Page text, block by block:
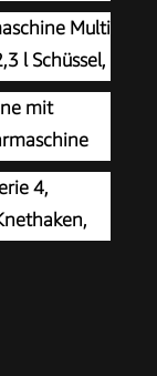
1,0 L,
Multi
l Schüssel,
mit
5L
4,
W, Weiß,